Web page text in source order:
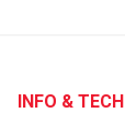
INFO & TECH